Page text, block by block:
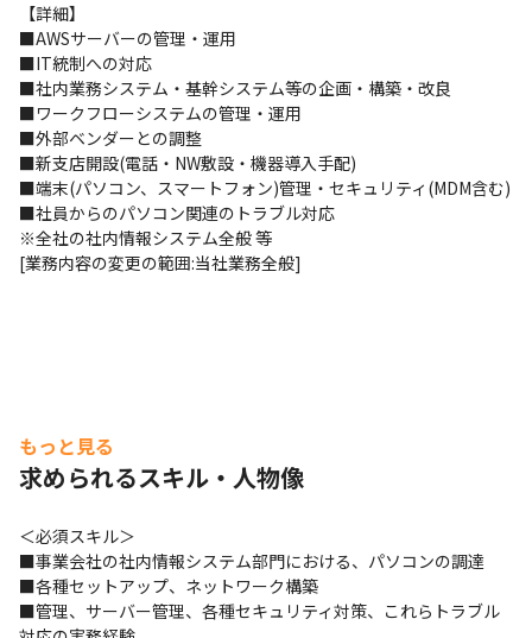
【詳細】
■AWSサーバーの管理・運用
■IT統制への対応
■社内業務システム・基幹システム等の企画・構築・改良
■ワークフローシステムの管理・運用
■外部ベンダーとの調整
■新支店開設(電話・NW敷設・機器導入手配)
■端末(パソコン、スマートフォン)管理・セキュリティ(MDM含む)
■社員からのパソコン関連のトラブル対応
※全社の社内情報システム全般 等
[業務内容の変更の範囲:当社業務全般]
もっと見る
求められるスキル・人物像
＜必須スキル＞
■事業会社の社内情報システム部門における、パソコンの調達
■各種セットアップ、ネットワーク構築
■管理、サーバー管理、各種セキュリティ対策、これらトラブル